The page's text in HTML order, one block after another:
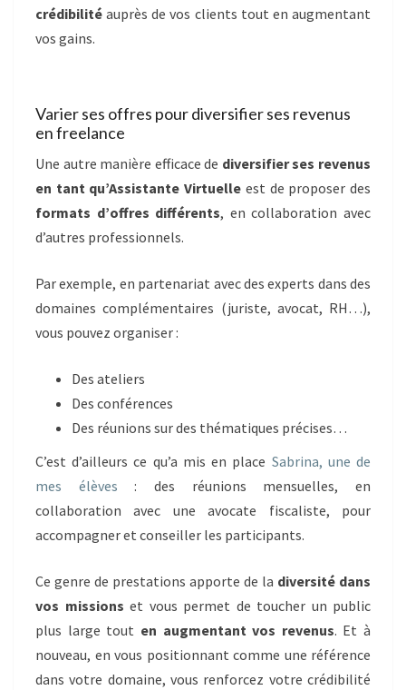
crédibilité auprès de vos clients tout en augmentant
vos gains.
Varier ses offres pour diversifier ses revenus
en freelance
Une autre manière efficace de diversifier ses revenus
en tant qu’Assistante Virtuelle est de proposer des
formats d’offres différents, en collaboration avec
d’autres professionnels.
Par exemple, en partenariat avec des experts dans des
domaines complémentaires (juriste, avocat, RH…),
vous pouvez organiser :
Des ateliers
Des conférences
Des réunions sur des thématiques précises…
C’est d’ailleurs ce qu’a mis en place Sabrina, une de
mes élèves : des réunions mensuelles, en
collaboration avec une avocate fiscaliste, pour
accompagner et conseiller les participants.
Ce genre de prestations apporte de la diversité dans
vos missions et vous permet de toucher un public
plus large tout en augmentant vos revenus. Et à
nouveau, en vous positionnant comme une référence
dans votre domaine, vous renforcez votre crédibilité